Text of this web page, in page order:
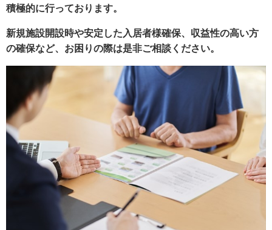
積極的に行っております。
新規施設開設時や安定した入居者様確保、収益性の高い方
の確保など、お困りの際は是非ご相談ください。